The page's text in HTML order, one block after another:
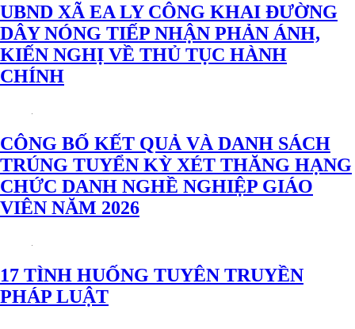
UBND XÃ EA LY CÔNG KHAI ĐƯỜNG
DÂY NÓNG TIẾP NHẬN PHẢN ÁNH,
KIẾN NGHỊ VỀ THỦ TỤC HÀNH
CHÍNH
CÔNG BỐ KẾT QUẢ VÀ DANH SÁCH
TRÚNG TUYỂN KỲ XÉT THĂNG HẠNG
CHỨC DANH NGHỀ NGHIỆP GIÁO
VIÊN NĂM 2026
17 TÌNH HUỐNG TUYÊN TRUYỀN
PHÁP LUẬT